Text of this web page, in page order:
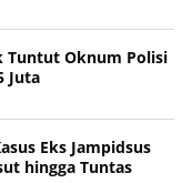
Tuntut Oknum Polisi
Juta
Eks Jampidsus
hingga Tuntas